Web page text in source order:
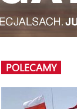
POLECAMY